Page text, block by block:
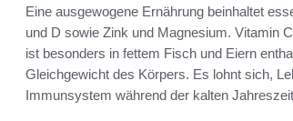
Eine ausgewogene Ernährung beinhaltet
und D sowie Zink und Magnesium. Vitamin
ist besonders in fettem Fisch und Eiern
Gleichgewicht des Körpers. Es lohnt sich,
Immunsystem während der kalten